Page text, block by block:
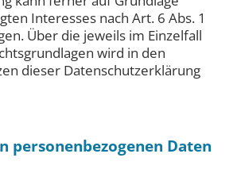
Interesses nach Art. 6 Abs. 1
Über die jeweils im Einzelfall
wird in den
dieser Datenschutzerklärung
personenbezogenen Daten